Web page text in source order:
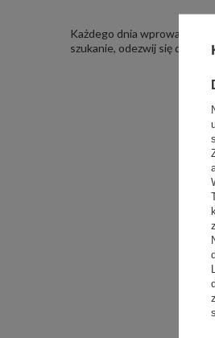
Każdego dnia
szukanie, odezwij się do